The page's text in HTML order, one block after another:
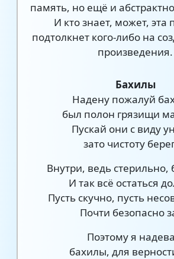
память, но ещё и
И кто знает, может, эта
подтолкнет кого-либо на
произведения.
Бахилы
Надену пожалуй
был полон грязищи
Пускай они с виду
зато чистоту
Внутри, ведь
И так всё остаться
Пусть скучно, пусть
Почти безопасно
Поэтому я
бахилы, для